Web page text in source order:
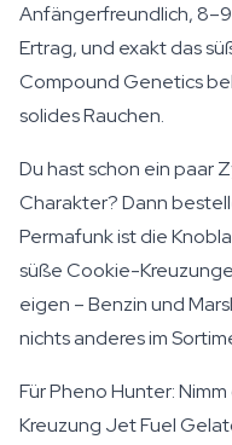
Anfängerfreundlich,
Ertrag, und exakt das
Compound Genetics
solides Rauchen.
Du hast schon ein paar
Charakter? Dann
Permafunk ist die
süße Cookie-
eigen – Benzin und
nichts anderes im
Für Pheno Hunter:
Kreuzung Jet Fuel